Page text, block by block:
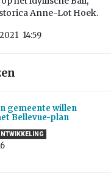
Anne-Lot Hoek.
14:59
gemeente willen
Bellevue-plan